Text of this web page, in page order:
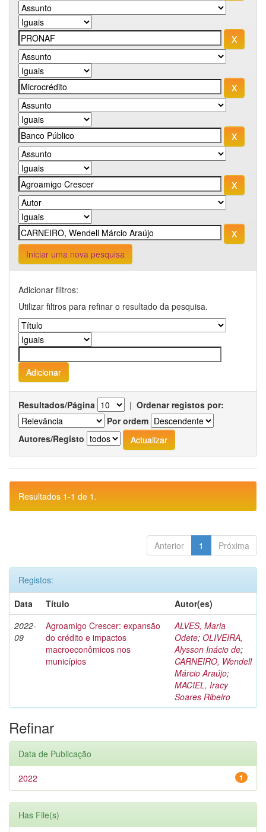
Iniciar uma nova pesquisa
Adicionar filtros:
Utilizar filtros para refinar o resultado da pesquisa.
Resultados/Página | Ordenar registos por:
Por ordem
Autores/Registo
Resultados 1-1 de 1.
Anterior 1 Próxima
Registos:
Data
Título
Autor(es)
2022-
09
Agroamigo Crescer: expansão
do crédito e impactos
macroeconômicos nos
municípios
ALVES, Maria
Odete; OLIVEIRA,
Alysson Inácio de;
CARNEIRO, Wendell
Márcio Araújo;
MACIEL, Iracy
Soares Ribeiro
Refinar
Data de Publicação
1
2022
Has File(s)